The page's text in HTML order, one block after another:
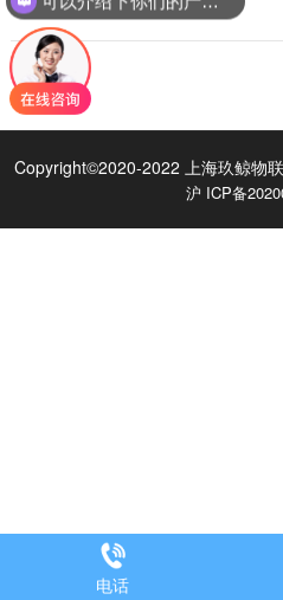
Copyright©2020-2022 上海玖鲸物
沪 ICP备
电话